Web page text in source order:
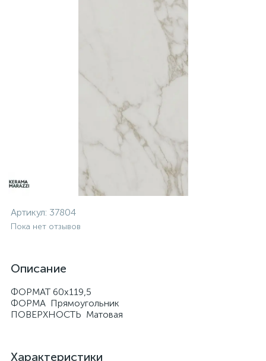
Артикул: 37804
Пока нет отзывов
Описание
ФОРМАТ 60x119,5
ФОРМА Прямоугольник
ПОВЕРХНОСТЬ Матовая
Характеристики